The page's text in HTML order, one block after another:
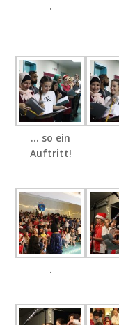
.
… so ein
Auftritt!
.